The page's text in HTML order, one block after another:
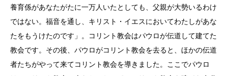
養育係があなたがたに一万人いたとしても、父親が大勢いるわけ
ではない。福音を通し、キリスト・イエスにおいてわたしがあな
たをもうけたのです」。コリント教会はパウロが伝道して建てた
教会です。その後、パウロがコリント教会を去ると、ほかの伝道
者たちがやって来てコリント教会を導きました。ここでパウロ